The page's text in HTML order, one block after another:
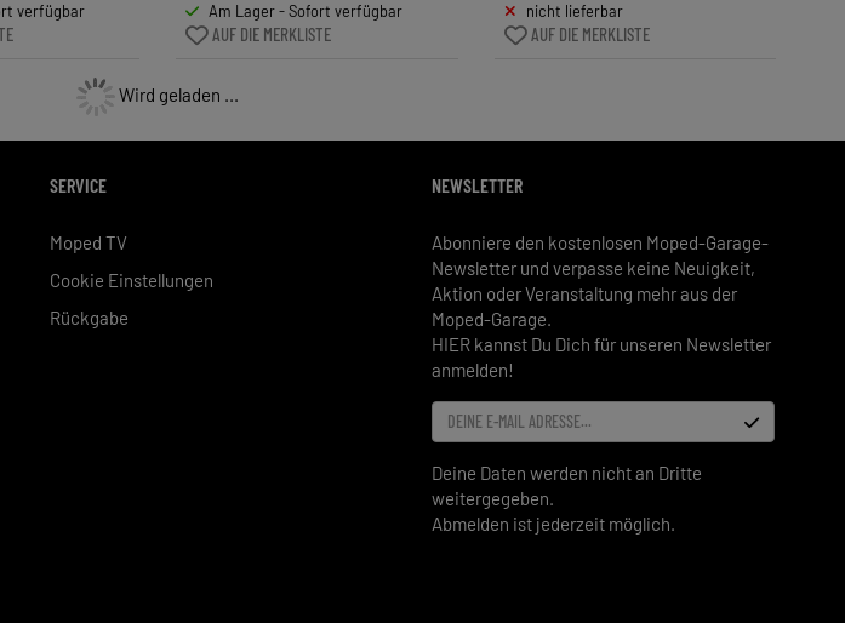
verfügbar Am Lager - Sofort verfügbar
AUF DIE MERKLISTE
nicht lieferbar
AUF DIE MERKLISTE
Wird geladen ...
SERVICE
Moped TV
Cookie Einstellungen
Rückgabe
NEWSLETTER
Abonniere den kostenlosen Moped-Garage-
Newsletter und verpasse keine Neuigkeit,
Aktion oder Veranstaltung mehr aus der
Moped-Garage.
HIER kannst Du Dich für unseren Newsletter
anmelden!
DEINE E-MAIL ADRESSE...
Deine Daten werden nicht an Dritte
weitergegeben.
Abmelden ist jederzeit möglich.